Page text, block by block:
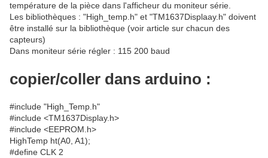
température de la pièce dans l'afficheur du moniteur série.
Les bibliothèques : "High_temp.h" et "TM1637Displaay.h" doivent
être installé sur la bibliothèque (voir article sur chacun des
capteurs)
Dans moniteur série régler : 115 200 baud
copier/coller dans arduino :
#include "High_Temp.h"
#include <TM1637Display.h>
#include <EEPROM.h>
HighTemp ht(A0, A1);
#define CLK 2